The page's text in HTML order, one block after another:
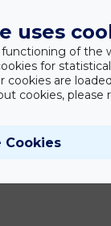
uses
of the
for
cookies are
cookies, please
Cookies